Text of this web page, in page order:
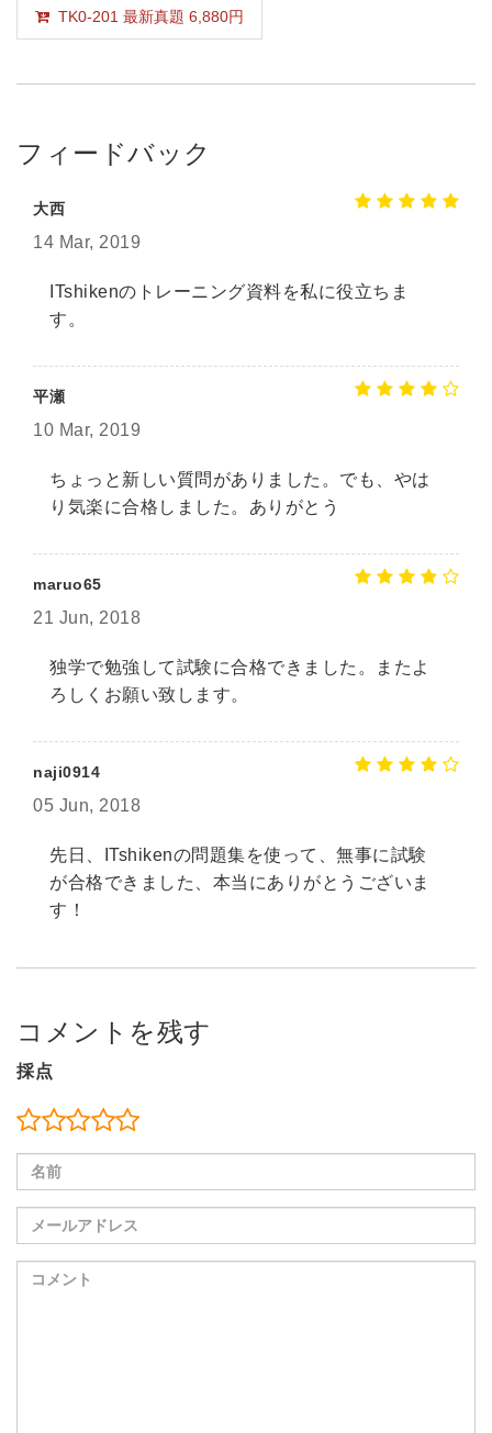
TK0-201 最新真題 6,880円
フィードバック
大西
14 Mar, 2019
ITshikenのトレーニング資料を私に役立ちま
す。
平瀬
10 Mar, 2019
ちょっと新しい質問がありました。でも、やは
り気楽に合格しました。ありがとう
maruo65
21 Jun, 2018
独学で勉強して試験に合格できました。またよ
ろしくお願い致します。
naji0914
05 Jun, 2018
先日、ITshikenの問題集を使って、無事に試験
が合格できました、本当にありがとうございま
す！
コメントを残す
採点